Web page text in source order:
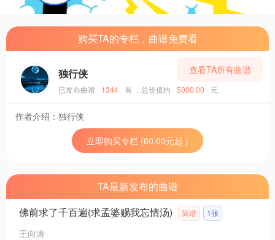
购买TA的专栏，曲谱免费看
独行侠 查看TA所有曲谱
已发布曲谱 1344 首 ，总价值约 5000.00 元
作者介绍： 独行侠
立即购买专栏 (60.00元起 )
TA最新发布的曲谱
佛前求了千百遍(求孟婆赐我忘情汤)
简谱 1张
王向涛